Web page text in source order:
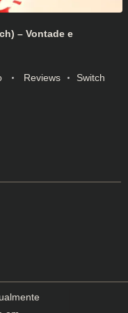
– Vontade e
Reviews Switch